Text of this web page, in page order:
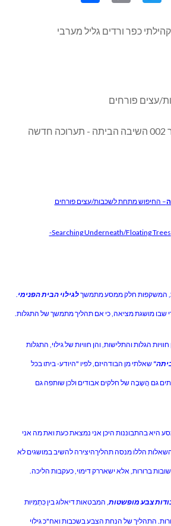
כפר ורדים גליל מערבי
עצים פורחים
– החיפוש מתחת לשכבות/עצים פורחים
-Searching Underneath/Floating Trees
המשקפות חלק ממסע מתמשךלגילוי הבית הפנימי
שבו מושגת מציאה, כי אם תהליך מתמשך של התגלות.
הגלות והתלישות, והן חוויות של גילוי, התגלות
שאלתי מן הבודהיזם, לפיו "היודע- ביתו בכל
גם הֲשָבָה של חלקים אבודים ולכן שותפה גם
היא בהתבוננות היכן אני נמצאת כעת ואת מה אני
הללו מנסה תהליךהיצירה להשיב במושגים לא
ברורות, אלא ישאררק דימוי, כעקבות הליכה.
צבע מופשטות , המבטאות דיאלוג בין כִּתְמִיוּת
התהליך של הנחת הצבע בשכבות ואח"כ גילוי